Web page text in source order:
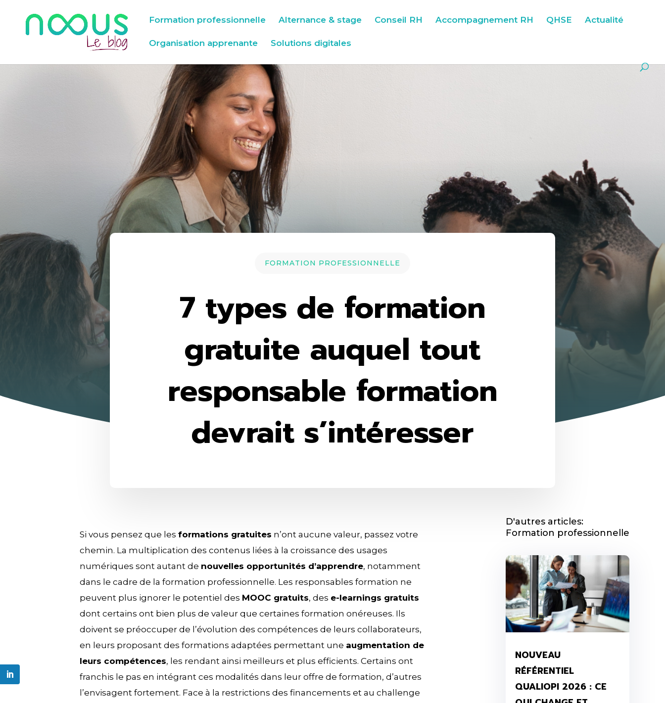
Formation professionnelle Alternance & stage Conseil RH Accompagnement RH QHSE Actualité
Organisation apprenante Solutions digitales
FORMATION PROFESSIONNELLE
7 types de formation
gratuite auquel tout
responsable formation
devrait s’intéresser
Si vous pensez que les formations gratuites n’ont aucune valeur, passez votre
chemin. La multiplication des contenus liées à la croissance des usages
numériques sont autant de nouvelles opportunités d’apprendre, notamment
dans le cadre de la formation professionnelle. Les responsables formation ne
peuvent plus ignorer le potentiel des MOOC gratuits, des e-learnings gratuits
dont certains ont bien plus de valeur que certaines formation onéreuses. Ils
doivent se préoccuper de l’évolution des compétences de leurs collaborateurs,
en leurs proposant des formations adaptées permettant une augmentation de
leurs compétences, les rendant ainsi meilleurs et plus efficients. Certains ont
franchis le pas en intégrant ces modalités dans leur offre de formation, d’autres
l’envisagent fortement. Face à la restrictions des financements et au challenge
D'autres articles:
Formation professionnelle
NOUVEAU
RÉFÉRENTIEL
QUALIOPI 2026 : CE